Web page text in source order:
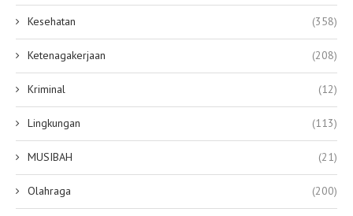
Kesehatan (358)
Ketenagakerjaan (208)
Kriminal (12)
Lingkungan (113)
MUSIBAH (21)
Olahraga (200)